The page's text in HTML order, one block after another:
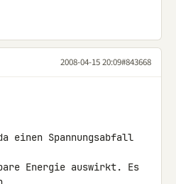
2008-04-15 20:09#843668
einen Spannungsabfall
Energie auswirkt. Es